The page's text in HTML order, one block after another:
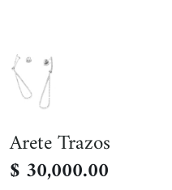
Arete Trazos
$ 30,000.00